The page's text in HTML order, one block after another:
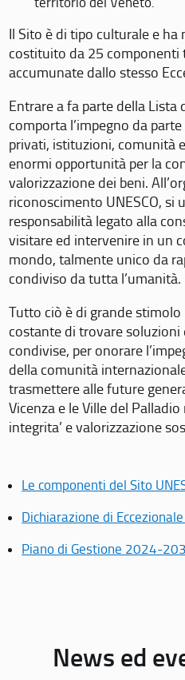
Il Sito è di tipo culturale e ha
costituito da 25 componenti
accumunate dallo stesso
Entrare a fa parte della
comporta l’impegno da
privati, istituzioni, comunità
enormi opportunità per la
valorizzazione dei beni.
riconoscimento UNESCO, si
responsabilità legato alla
visitare ed intervenire in un
mondo, talmente unico da
condiviso da tutta l’umanità.
Tutto ciò è di grande stimolo
costante di trovare soluzioni
condivise, per onorare
della comunità
trasmettere alle future
Vicenza e le Ville del
integrita’ e valorizzazione
Le componenti del Sito
Dichiarazione di
Piano di Gestione 2024-
News ed